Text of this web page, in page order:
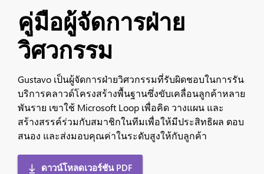
คู่มือผู้จัดการฝ่าย
วิศวกรรม
Gustavo เป็นผู้จัดการฝ่ายวิศวกรรมที่รับผิดชอบในการรัน
บริการคลาวด์โครงสร้างพื้นฐานซึ่งขับเคลื่อนลูกค้าหลาย
พันราย เขาใช้ Microsoft Loop เพื่อคิด วางแผน และ
สร้างสรรค์ร่วมกับสมาชิกในทีมเพื่อให้มีประสิทธิผล ตอบ
สนอง และส่งมอบคุณค่าในระดับสูงให้กับลูกค้า
ดาวน์โหลดเวอร์ชัน PDF